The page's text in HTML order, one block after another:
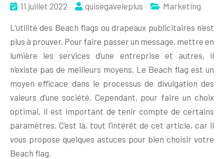
11 juillet 2022 quisegaveleplus Marketing
L’utilité des Beach flags ou drapeaux publicitaires n’est
plus à prouver. Pour faire passer un message, mettre en
lumière les services d’une entreprise et autres, il
n’existe pas de meilleurs moyens. Le Beach flag est un
moyen efficace dans le processus de divulgation des
valeurs d’une société. Cependant, pour faire un choix
optimal, il est important de tenir compte de certains
paramètres. C’est là, tout l’intérêt de cet article, car il
vous propose quelques astuces pour bien choisir votre
Beach flag.